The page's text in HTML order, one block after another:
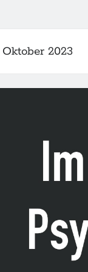
Oktober 2023